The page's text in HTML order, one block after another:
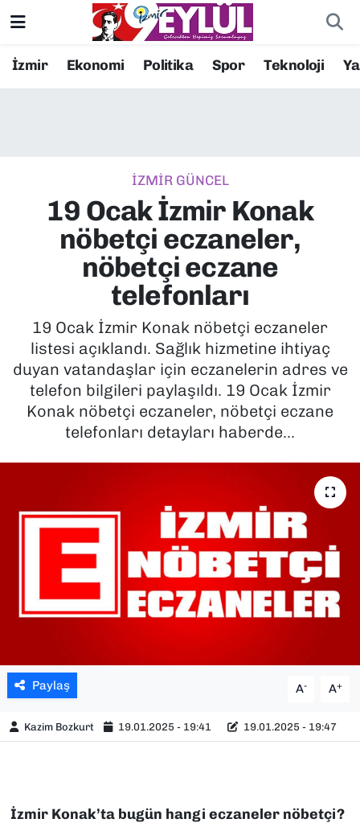
İzmir Ekonomi Politika Spor Teknoloji
İZMİR GÜNCEL
19 Ocak İzmir Konak
nöbetçi eczaneler,
nöbetçi eczane
telefonları
19 Ocak İzmir Konak nöbetçi eczaneler
listesi açıklandı. Sağlık hizmetine ihtiyaç
duyan vatandaşlar için eczanelerin adres ve
telefon bilgileri paylaşıldı. 19 Ocak İzmir
Konak nöbetçi eczaneler, nöbetçi eczane
telefonları detayları haberde...
Paylaş A- A+
Kazim Bozkurt 19.01.2025 - 19:41 19.01.2025 - 19:47
İzmir Konak’ta bugün hangi eczaneler nöbetçi?
Resmi İlanlar
EKONOMİ
KÜLTÜR SANAT
POLİTİKA
SAĞLIK
SPOR
YAŞAM
YEREL YÖNETİMLER
Konak Nöbetçi Eczaneler
Süper Lig Puan Durumu ve Fikstür
Tüm Manşetler
Son Dakika Haberleri
Haber Arşivi